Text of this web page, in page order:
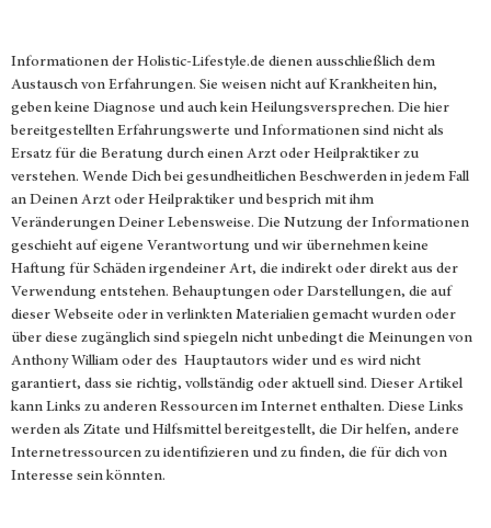
Informationen der Holistic-Lifestyle.de dienen ausschließlich dem
Austausch von Erfahrungen. Sie weisen nicht auf Krankheiten hin,
geben keine Diagnose und auch kein Heilungsversprechen. Die hier
bereitgestellten Erfahrungswerte und Informationen sind nicht als
Ersatz für die Beratung durch einen Arzt oder Heilpraktiker zu
verstehen. Wende Dich bei gesundheitlichen Beschwerden in jedem Fall
an Deinen Arzt oder Heilpraktiker und besprich mit ihm
Veränderungen Deiner Lebensweise. Die Nutzung der Informationen
geschieht auf eigene Verantwortung und wir übernehmen keine
Haftung für Schäden irgendeiner Art, die indirekt oder direkt aus der
Verwendung entstehen. Behauptungen oder Darstellungen, die auf
dieser Webseite oder in verlinkten Materialien gemacht wurden oder
über diese zugänglich sind spiegeln nicht unbedingt die Meinungen von
Anthony William oder des Hauptautors wider und es wird nicht
garantiert, dass sie richtig, vollständig oder aktuell sind. Dieser Artikel
kann Links zu anderen Ressourcen im Internet enthalten. Diese Links
werden als Zitate und Hilfsmittel bereitgestellt, die Dir helfen, andere
Internetressourcen zu identifizieren und zu finden, die für dich von
Interesse sein könnten.